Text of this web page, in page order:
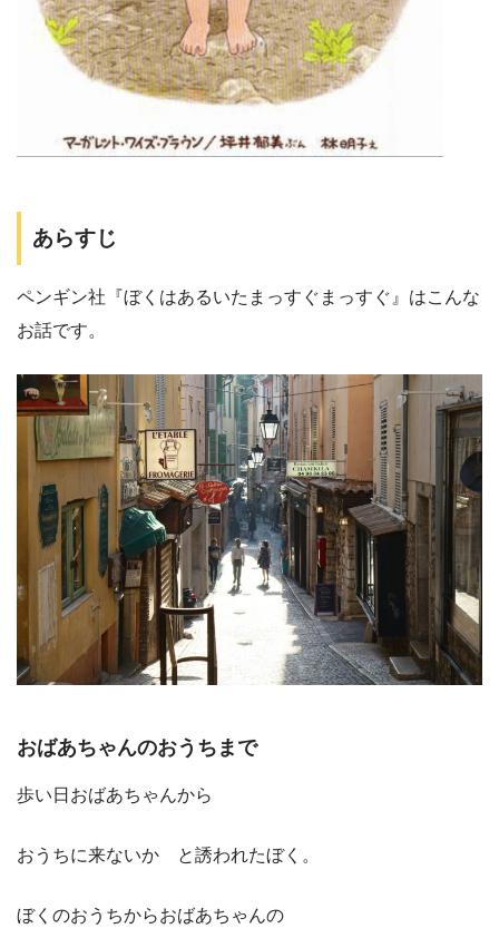
あらすじ
ペンギン社『ぼくはあるいたまっすぐまっすぐ』はこんな
お話です。
おばあちゃんのおうちまで
歩い日おばあちゃんから
おうちに来ないか と誘われたぼく。
ぼくのおうちからおばあちゃんの